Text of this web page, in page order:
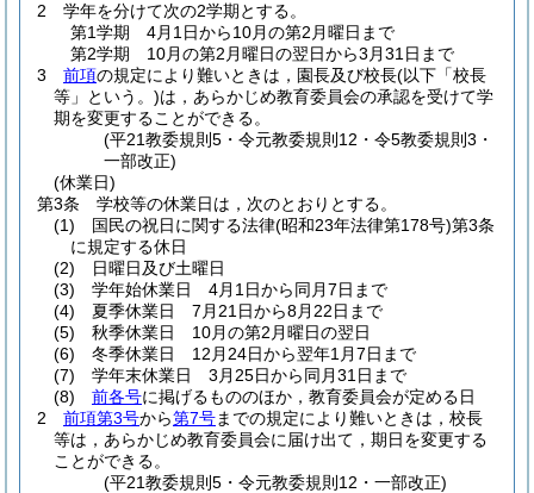
2
学年を分けて次の2学期とする。
第1学期 4月1日から10月の第2月曜日まで
第2学期 10月の第2月曜日の翌日から3月31日まで
3
前項の規定により難いときは，園長及び校長(以下「校長
等」という。)は，あらかじめ教育委員会の承認を受けて学
期を変更することができる。
(平21教委規則5・令元教委規則12・令5教委規則3・
一部改正)
(休業日)
第3条
学校等の休業日は，次のとおりとする。
(1)
国民の祝日に関する法律(昭和23年法律第178号)第3条
に規定する休日
(2)
日曜日及び土曜日
(3)
学年始休業日 4月1日から同月7日まで
(4)
夏季休業日 7月21日から8月22日まで
(5)
秋季休業日 10月の第2月曜日の翌日
(6)
冬季休業日 12月24日から翌年1月7日まで
(7)
学年末休業日 3月25日から同月31日まで
(8)
前各号に掲げるもののほか，教育委員会が定める日
2
前項第3号から第7号までの規定により難いときは，校長
等は，あらかじめ教育委員会に届け出て，期日を変更する
ことができる。
(平21教委規則5・令元教委規則12・一部改正)